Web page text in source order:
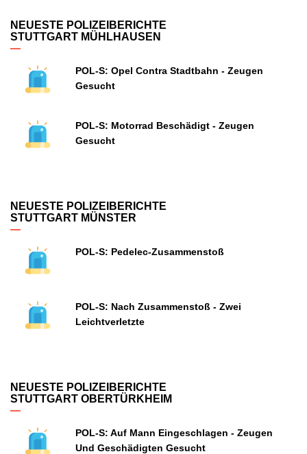
NEUESTE POLIZEIBERICHTE
STUTTGART MÜHLHAUSEN
POL-S: Opel Contra Stadtbahn - Zeugen
Gesucht
POL-S: Motorrad Beschädigt - Zeugen
Gesucht
NEUESTE POLIZEIBERICHTE
STUTTGART MÜNSTER
POL-S: Pedelec-Zusammenstoß
POL-S: Nach Zusammenstoß - Zwei
Leichtverletzte
NEUESTE POLIZEIBERICHTE
STUTTGART OBERTÜRKHEIM
POL-S: Auf Mann Eingeschlagen - Zeugen
Und Geschädigten Gesucht